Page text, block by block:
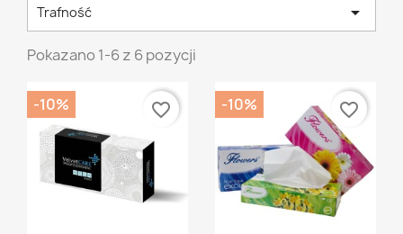
Trafność 
Pokazano 1-6 z 6 pozycji
-10% favorite_border -10% favorite_border